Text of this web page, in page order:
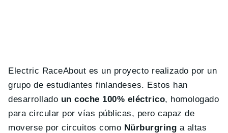
Electric RaceAbout es un proyecto realizado por un
grupo de estudiantes finlandeses. Estos han
desarrollado un coche 100% eléctrico, homologado
para circular por vías públicas, pero capaz de
moverse por circuitos como Nürburgring a altas